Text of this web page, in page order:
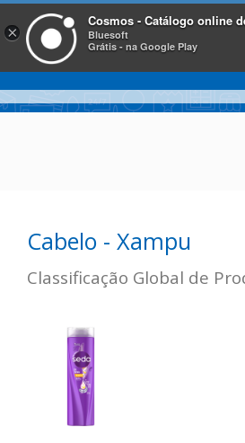
Cabelo - Xampu
Classificação Global de
×
Cosmos - Catálogo online
Bluesoft
Grátis - na Google Play